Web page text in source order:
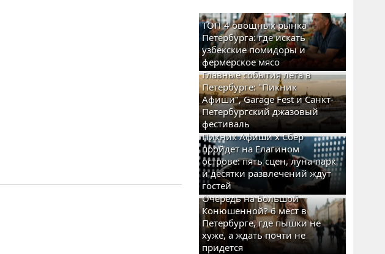
ТОП-4 овощных рынка
Петербурга: где искать
узбекские помидоры и
фермерское мясо
Главные события лета в
Петербурге: "Пикник
Афиши", Garage Fest и Санкт-
Петербургский джазовый
фестиваль
Пикник Афиши x Сбер
пройдет на Елагином
острове: пять сцен, луна-парк
и десятки развлечений ждут
гостей
Очередь на Большой
Конюшенной? 6 мест в
Петербурге, где пышки не
хуже, а ждать почти не
придется